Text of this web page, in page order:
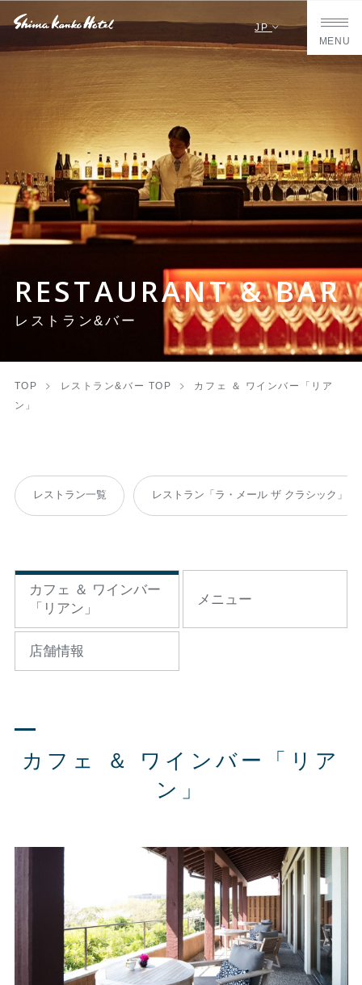
JP
MENU
RESTAURANT & BAR
レストラン&バー
TOP レストラン&バー TOP
カフェ ＆ ワインバー「リア
ン」
レストラン一覧 レストラン「ラ・メール ザ クラシック」
カフェ ＆ ワインバー
「リアン」
メニュー
店舗情報
カフェ ＆ ワインバー「リア
ン」